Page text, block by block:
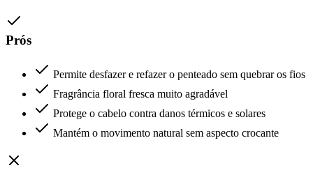
Prós
Permite desfazer e refazer o penteado sem quebrar os fios
Fragrância floral fresca muito agradável
Protege o cabelo contra danos térmicos e solares
Mantém o movimento natural sem aspecto crocante